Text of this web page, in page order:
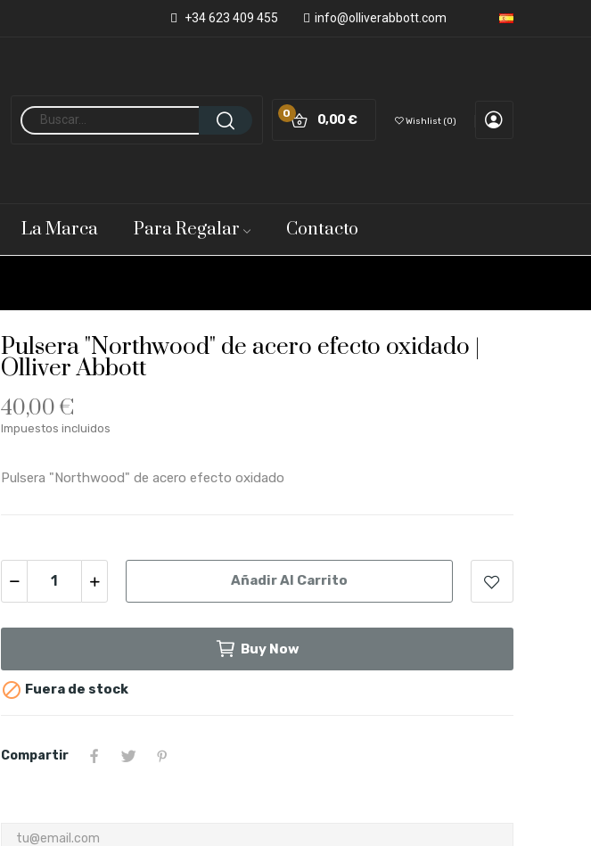
+34 623 409 455 info@olliverabbott.com
0,00 €
0
Wishlist 0
La Marca Para Regalar Contacto
Pulsera "Northwood" de acero efecto oxidado |
Olliver Abbott
40,00 €
Impuestos incluidos
Pulsera "Northwood" de acero efecto oxidado
Añadir Al Carrito
Buy Now
 Fuera de stock
Compartir